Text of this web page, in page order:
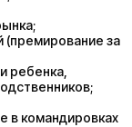
(премирование за
ребенка,
в командировках